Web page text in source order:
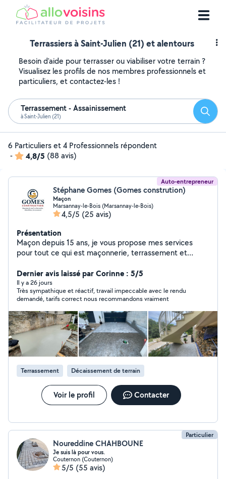
Terrassiers à Saint-Julien (21) et alentours
Besoin d'aide pour terrasser ou viabiliser votre terrain ?
Visualisez les profils de nos membres professionnels et
particuliers, et contactez-les !
Terrassement - Assainissement
à Saint-Julien (21)
6 Particuliers et 4 Professionnels répondent
-
4,8/5 (88 avis)
Auto-entrepreneur
Stéphane Gomes (Gomes constrution)
Maçon
Marsannay-le-Bois (Marsannay-le-Bois)
4,5/5 (25 avis)
Présentation
Maçon depuis 15 ans, je vous propose mes services
pour tout ce qui est maçonnerie, terrassement et
Dernier avis laissé par Corinne : 5/5
Il y a 26 jours
Très sympathique et réactif, travail impeccable avec le rendu
demandé, tarifs correct nous recommandons vraiment
Terrassement Décaissement de terrain
Voir le profil Contacter
Particulier
Noureddine CHAHBOUNE
Je suis là pour vous.
Couternon (Couternon)
5/5 (55 avis)